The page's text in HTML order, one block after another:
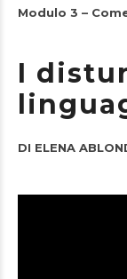
Modulo 3 –
I
DI ELENA